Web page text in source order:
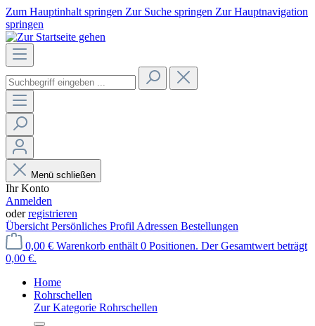
Zum Hauptinhalt springen Zur Suche springen Zur Hauptnavigation
springen
Menü schließen
Ihr Konto
Anmelden
oderregistrieren
Übersicht Persönliches Profil Adressen Bestellungen
0,00 € Warenkorb enthält 0 Positionen. Der Gesamtwert beträgt
0,00 €.
Home
Rohrschellen
Zur Kategorie Rohrschellen